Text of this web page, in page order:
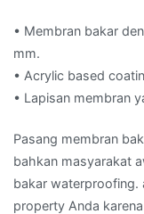
• Membran bakar
mm.
• Acrylic based
• Lapisan membran
Pasang membran
bahkan masyarakat
bakar waterproofing.
property Anda